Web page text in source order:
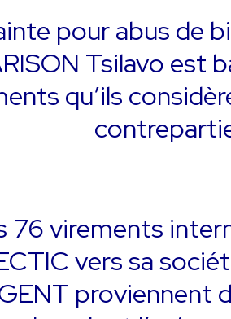
pour abus de
Tsilavo est
qu’ils
76 virements
vers sa
proviennent